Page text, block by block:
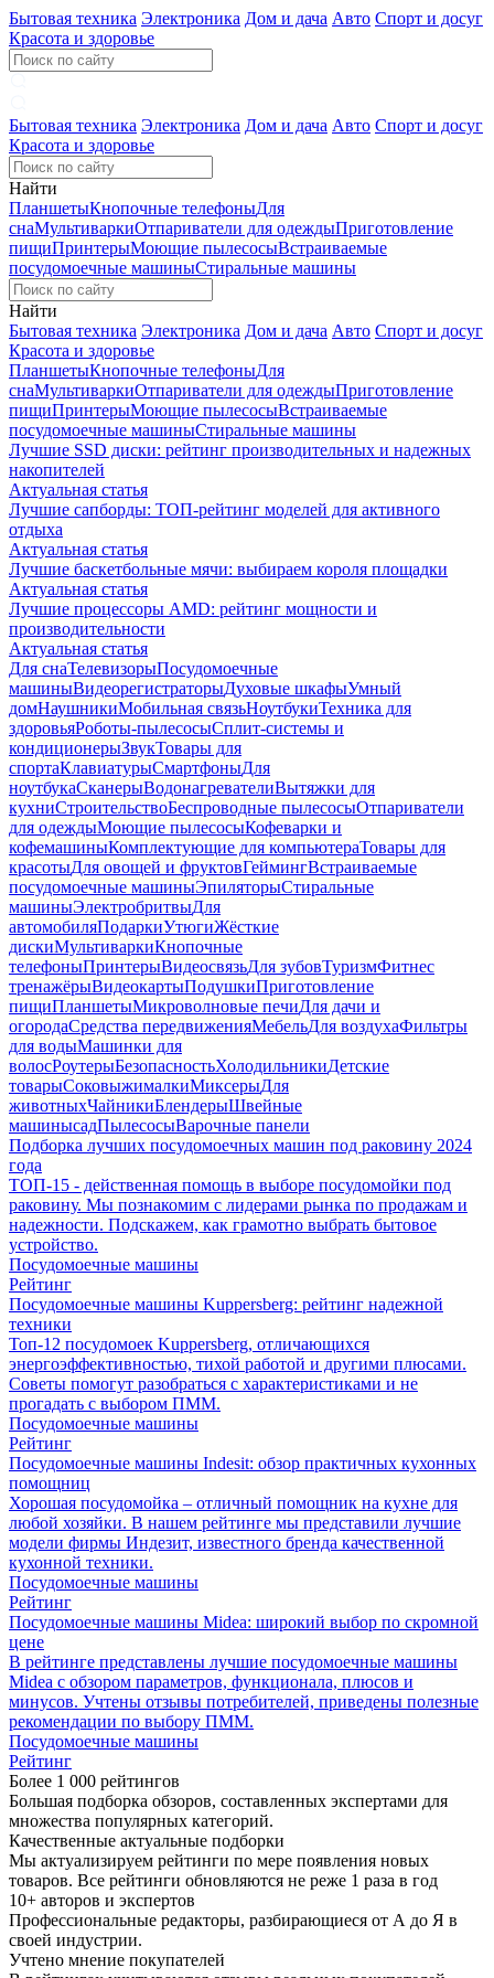
Бытовая техника Электроника Дом и дача Авто Спорт и досуг
Красота и здоровье
Бытовая техника Электроника Дом и дача Авто Спорт и досуг
Красота и здоровье
Найти
ПланшетыКнопочные телефоныДля
снаМультиваркиОтпариватели для одеждыПриготовление
пищиПринтерыМоющие пылесосыВстраиваемые
посудомоечные машиныСтиральные машины
Найти
Бытовая техника Электроника Дом и дача Авто Спорт и досуг
Красота и здоровье
ПланшетыКнопочные телефоныДля
снаМультиваркиОтпариватели для одеждыПриготовление
пищиПринтерыМоющие пылесосыВстраиваемые
посудомоечные машиныСтиральные машины
Лучшие SSD диски: рейтинг производительных и надежных
накопителей
Актуальная статья
Лучшие сапборды: ТОП-рейтинг моделей для активного
отдыха
Актуальная статья
Лучшие баскетбольные мячи: выбираем короля площадки
Актуальная статья
Лучшие процессоры AMD: рейтинг мощности и
производительности
Актуальная статья
Для снаТелевизорыПосудомоечные
машиныВидеорегистраторыДуховые шкафыУмный
домНаушникиМобильная связьНоутбукиТехника для
здоровьяРоботы-пылесосыСплит-системы и
кондиционерыЗвукТовары для
спортаКлавиатурыСмартфоныДля
ноутбукаСканерыВодонагревателиВытяжки для
кухниСтроительствоБеспроводные пылесосыОтпариватели
для одеждыМоющие пылесосыКофеварки и
кофемашиныКомплектующие для компьютераТовары для
красотыДля овощей и фруктовГеймингВстраиваемые
посудомоечные машиныЭпиляторыСтиральные
машиныЭлектробритвыДля
автомобиляПодаркиУтюгиЖёсткие
дискиМультиваркиКнопочные
телефоныПринтерыВидеосвязьДля зубовТуризмФитнес
тренажёрыВидеокартыПодушкиПриготовление
пищиПланшетыМикроволновые печиДля дачи и
огородаСредства передвиженияМебельДля воздухаФильтры
для водыМашинки для
волосРоутерыБезопасностьХолодильникиДетские
товарыСоковыжималкиМиксерыДля
животныхЧайникиБлендерыШвейные
машинысадПылесосыВарочные панели
Подборка лучших посудомоечных машин под раковину 2024
года
ТОП-15 - действенная помощь в выборе посудомойки под
раковину. Мы познакомим с лидерами рынка по продажам и
надежности. Подскажем, как грамотно выбрать бытовое
устройство.
Посудомоечные машины
Рейтинг
Посудомоечные машины Kuppersberg: рейтинг надежной
техники
Топ-12 посудомоек Kuppersberg, отличающихся
энергоэффективностью, тихой работой и другими плюсами.
Советы помогут разобраться с характеристиками и не
прогадать с выбором ПММ.
Посудомоечные машины
Рейтинг
Посудомоечные машины Indesit: обзор практичных кухонных
помощниц
Хорошая посудомойка – отличный помощник на кухне для
любой хозяйки. В нашем рейтинге мы представили лучшие
модели фирмы Индезит, известного бренда качественной
кухонной техники.
Посудомоечные машины
Рейтинг
Посудомоечные машины Midea: широкий выбор по скромной
цене
В рейтинге представлены лучшие посудомоечные машины
Midea с обзором параметров, функционала, плюсов и
минусов. Учтены отзывы потребителей, приведены полезные
рекомендации по выбору ПММ.
Посудомоечные машины
Рейтинг
Более 1 000 рейтингов
Большая подборка обзоров, составленных экспертами для
множества популярных категорий.
Качественные актуальные подборки
Мы актуализируем рейтинги по мере появления новых
товаров. Все рейтинги обновляются не реже 1 раза в год
10+ авторов и экспертов
Профессиональные редакторы, разбирающиеся от А до Я в
своей индустрии.
Учтено мнение покупателей